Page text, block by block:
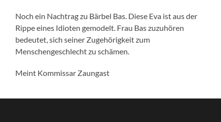
Noch ein Nachtrag zu Bärbel Bas. Diese Eva ist aus der
Rippe eines Idioten gemodelt. Frau Bas zuzuhören
bedeutet, sich seiner Zugehörigkeit zum
Menschengeschlecht zu schämen.
Meint Kommissar Zaungast